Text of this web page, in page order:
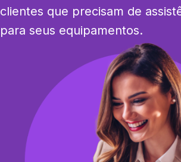
clientes que precisam de
para seus equipamentos.